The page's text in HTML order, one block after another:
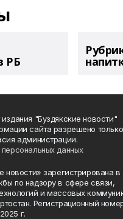
РБ
"Буздякские новости"
сайта разрешено
администрации.
данных
новости» зарегистрирована
по надзору в сфере связи,
и массовых
Регистрационный
г.